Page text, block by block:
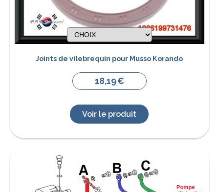
Joints de vilebrequin pour Musso Korando
18,19€
Voir le produit